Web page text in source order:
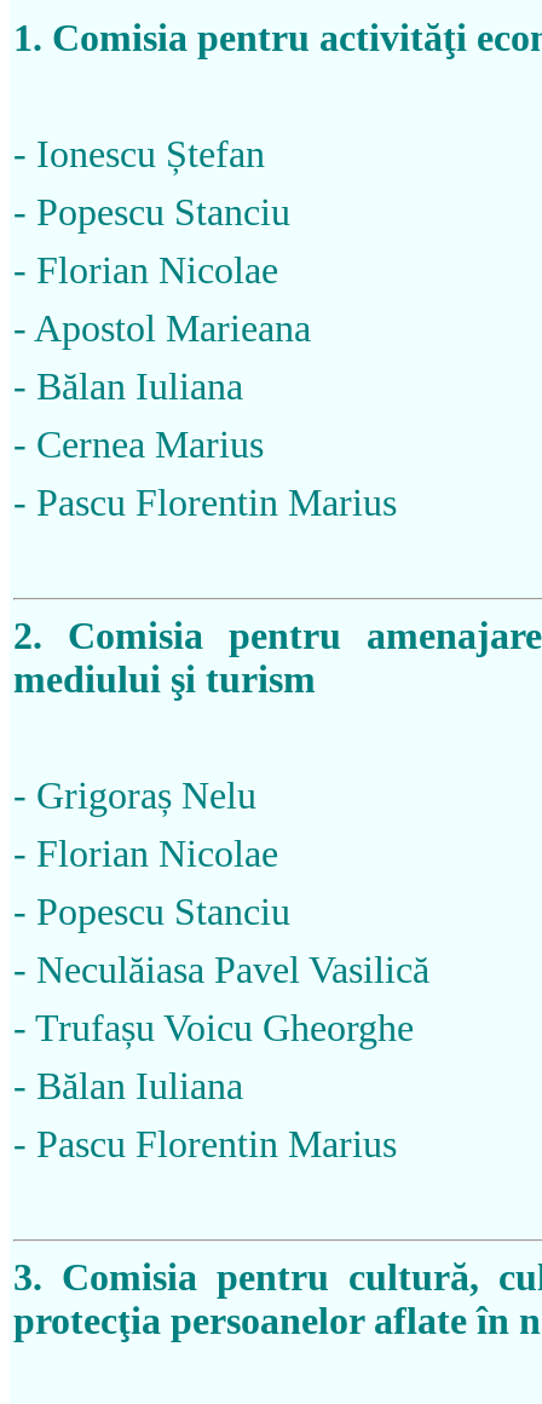
1. Comisia pentru activităţi
- Ionescu Ștefan
- Popescu Stanciu
- Florian Nicolae
- Apostol Marieana
- Bălan Iuliana
- Cernea Marius
- Pascu Florentin Marius
2. Comisia pentru
mediului şi turism
- Grigoraș Nelu
- Florian Nicolae
- Popescu Stanciu
- Neculăiasa Pavel Vasilică
- Trufașu Voicu Gheorghe
- Bălan Iuliana
- Pascu Florentin Marius
3. Comisia pentru cultură,
protecţia persoanelor aflate în